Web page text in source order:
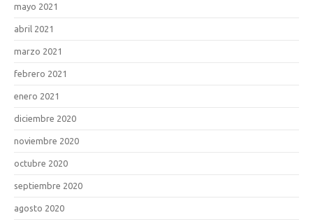
mayo 2021
abril 2021
marzo 2021
febrero 2021
enero 2021
diciembre 2020
noviembre 2020
octubre 2020
septiembre 2020
agosto 2020